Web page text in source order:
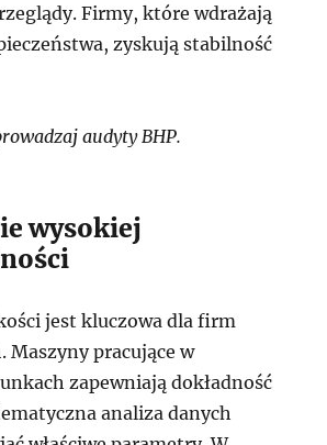
Firmy, które wdrażają
zyskują stabilność
audyty BHP.
wysokiej
jest kluczowa dla firm
Maszyny pracujące w
zapewniają dokładność
analiza danych